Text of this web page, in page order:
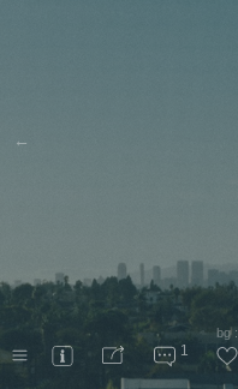
←
bg :
1